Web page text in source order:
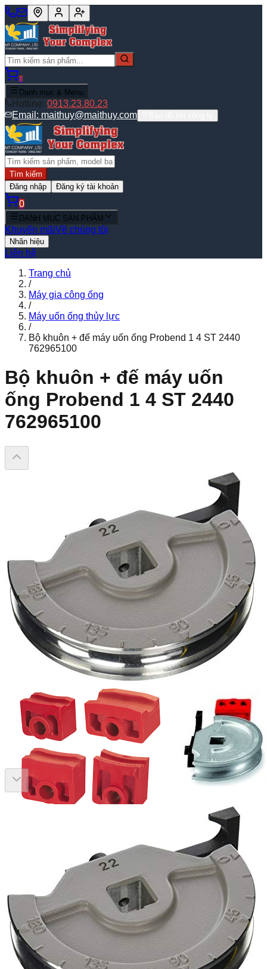
0
Danh mục & Menu
Hotline: 0913.23.80.23
Email: maithuy@maithuy.com
Tìm kiếm
Đăng nhập
Đăng ký tài khoản
0
DANH MỤC SẢN PHẨM
Khuyến mãiVề chúng tôi
Nhãn hiệu
Liên hệ
Trang chủ
/
Máy gia công ống
/
Máy uốn ống thủy lực
/
Bộ khuôn + đế máy uốn ống Probend 1 4 ST 2440
762965100
Bộ khuôn + đế máy uốn
ống Probend 1 4 ST 2440
762965100